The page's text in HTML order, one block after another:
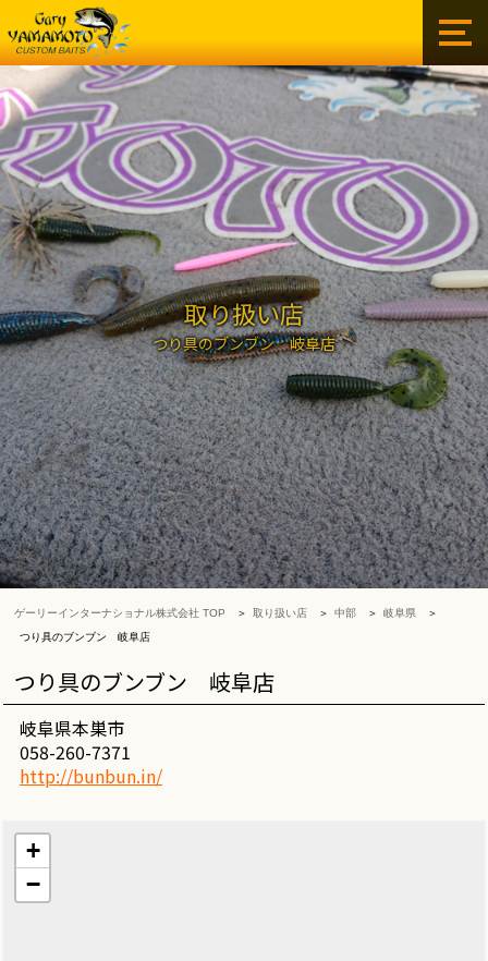
ゲ
ー
リ
ー
イ
ン
タ
ー
ナ
シ
ョ
ナ
ル
株
式
会
社
取り扱い店
つり具のブンブン 岐阜店
ゲーリーインターナショナル株式会社 TOP 取り扱い店 中部
岐阜県
つり具のブンブン 岐阜店
つり具のブンブン 岐阜店
岐阜県本巣市
058-260-7371
http://bunbun.in/
+
−